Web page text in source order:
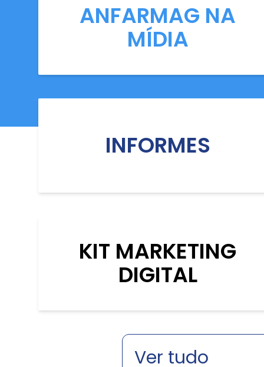
ANFARMAG NA
MÍDIA
INFORMES
KIT MARKETING
DIGITAL